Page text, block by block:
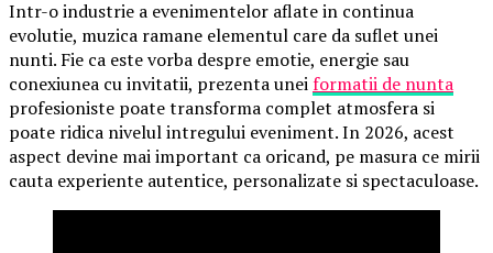
Intr-o industrie a evenimentelor aflate in continua
evolutie, muzica ramane elementul care da suflet unei
nunti. Fie ca este vorba despre emotie, energie sau
conexiunea cu invitatii, prezenta uneiformatii de nunta
profesioniste poate transforma complet atmosfera si
poate ridica nivelul intregului eveniment. In 2026, acest
aspect devine mai important ca oricand, pe masura ce mirii
cauta experiente autentice, personalizate si spectaculoase.